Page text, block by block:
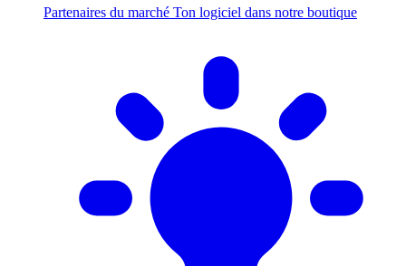
Partenaires du marché Ton logiciel dans notre boutique